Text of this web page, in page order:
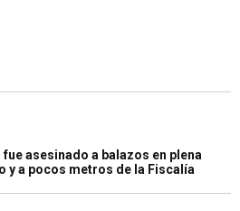
asesinado a balazos en plena
y a pocos metros de la Fiscalía